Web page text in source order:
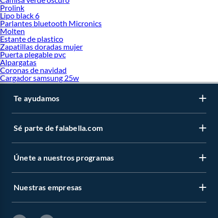
Prolink
Lipo black 6
Parlantes bluetooth Micronics
Molten
Estante de plastico
Zapatillas doradas mujer
Puerta plegable pvc
Alpargatas
Coronas de navidad
Cargador samsung 25w
Te ayudamos
Sé parte de falabella.com
Únete a nuestros programas
Nuestras empresas